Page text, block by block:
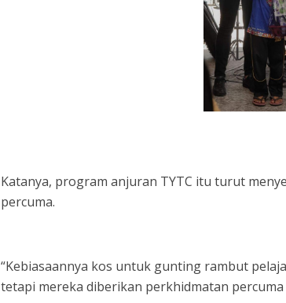
Katanya, program anjuran TYTC itu turut
percuma.
“Kebiasaannya kos untuk gunting rambut
tetapi mereka diberikan perkhidmatan